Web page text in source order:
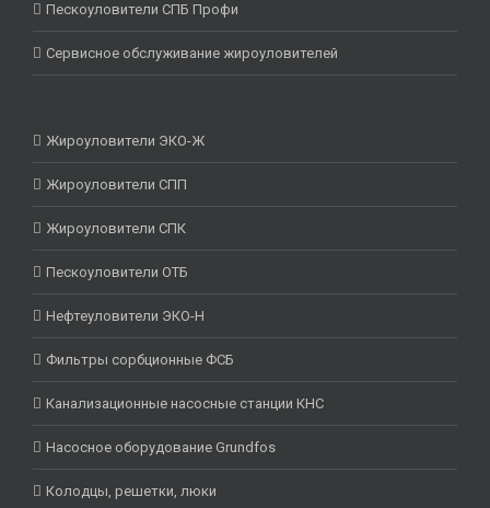
Пескоуловители СПБ Профи
Сервисное обслуживание жироуловителей
Жироуловители ЭКО-Ж
Жироуловители СПП
Жироуловители СПК
Пескоуловители ОТБ
Нефтеуловители ЭКО-Н
Фильтры сорбционные ФСБ
Канализационные насосные станции КНС
Насосное оборудование Grundfos
Колодцы, решетки, люки